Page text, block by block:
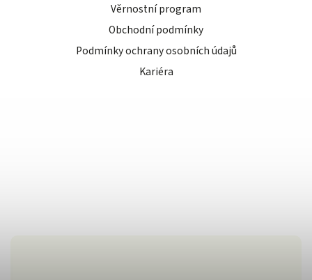
Věrnostní program
Obchodní podmínky
Podmínky ochrany osobních údajů
Kariéra